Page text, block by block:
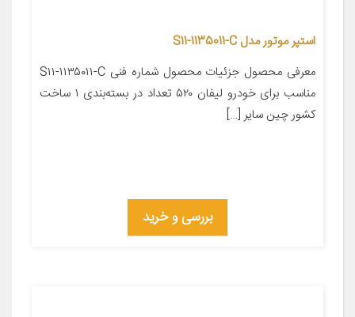
استپر موتور مدل S11-1135011-C
معرفی محصول جزئیات محصول شماره فنی S۱۱-۱۱۳۵۰۱۱-C
مناسب برای خودرو لیفان ۵۲۰ تعداد در بسته‌بندی ۱ ساخت
کشور چین سایر […]
بررسی و خرید